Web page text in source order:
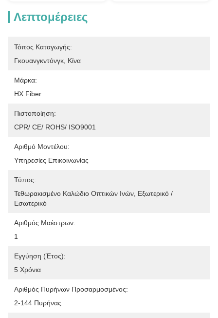
Λεπτομέρειες
Τόπος Καταγωγής:
Γκουανγκντόνγκ, Κίνα
Μάρκα:
HX Fiber
Πιστοποίηση:
CPR/ CE/ ROHS/ ISO9001
Αριθμό Μοντέλου:
Υπηρεσίες Επικοινωνίας
Τύπος:
Τεθωρακισμένο Καλώδιο Οπτικών Ινών, Εξωτερικό /
Εσωτερικό
Αριθμός Μαέστρων:
1
Εγγύηση (έτος):
5 Χρόνια
Αριθμός Πυρήνων Προσαρμοσμένος:
2-144 Πυρήνας